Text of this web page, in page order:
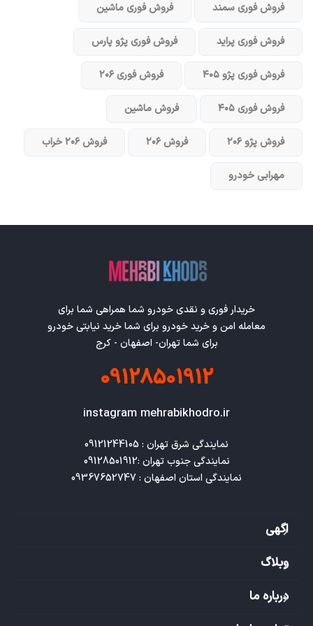
فروش فوری سمند فروش فوری ماشین
فروش فوری پراید فروش فوری پژو پارس
فروش فوری پژو ۴۰۵ فروش فوری ۲۰۶
فروش فوری ۴۰۵ فروش ماشین
فروش پژو ۲۰۶ فروش ۲۰۶ فروش ۲۰۶ خراب
مهرابی خودرو
خریدار فوری و نقدی خودرو شما همراهی شما برای
معامله امن و خرید خودرو برای شما خرید نیابتی خودرو
برای شما تهران- اصفهان - کرج
09128501912
instagram mehrabikhodro.ir
نمایندگی استان اصفهان : 09367652747
اگهی
وبلاگ
درباره ما